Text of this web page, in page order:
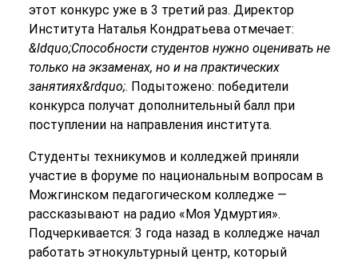
этот конкурс уже в 3 третий раз. Директор
Института Наталья Кондратьева отмечает:
&ldquo;Способности студентов нужно оценивать не
только на экзаменах, но и на практических
занятиях&rdquo;. Подытожено: победители
конкурса получат дополнительный балл при
поступлении на направления института.
Студенты техникумов и колледжей приняли
участие в форуме по национальным вопросам в
Можгинском педагогическом колледже —
рассказывают на радио «Моя Удмуртия».
Подчеркивается: 3 года назад в колледже начал
работать этнокультурный центр, который